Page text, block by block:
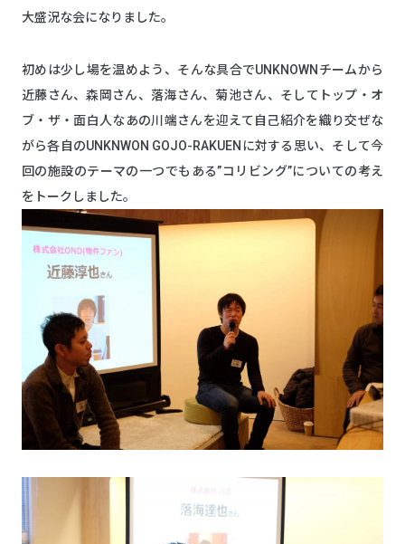
大盛況な会になりました。
初めは少し場を温めよう、そんな具合でUNKNOWNチームから
近藤さん、森岡さん、落海さん、菊池さん、そしてトップ・オ
ブ・ザ・面白人なあの川端さんを迎えて自己紹介を織り交ぜな
がら各自のUNKNWON GOJO-RAKUENに対する思い、そして今
回の施設のテーマの一つでもある”コリビング”についての考え
をトークしました。